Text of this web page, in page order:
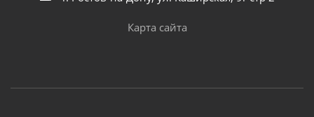
Карта сайта